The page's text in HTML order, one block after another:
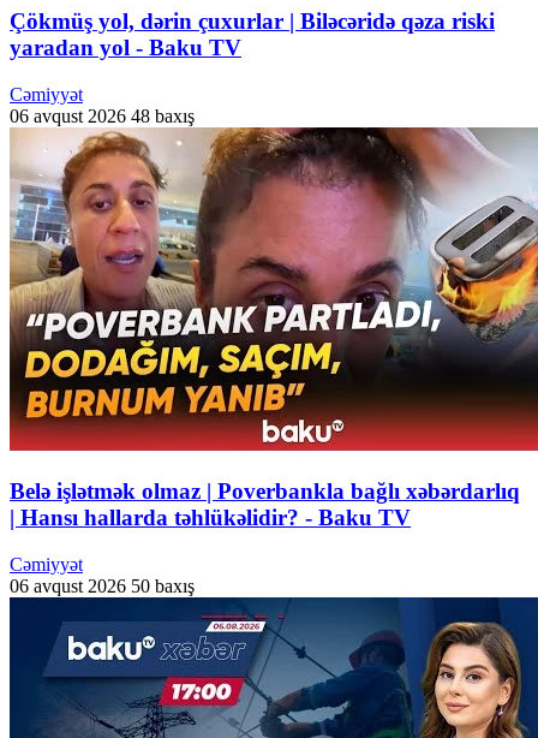
Çökmüş yol, dərin çuxurlar | Biləcəridə qəza riski
yaradan yol - Baku TV
Cəmiyyət
06 avqust 2026 48 baxış
Belə işlətmək olmaz | Poverbankla bağlı xəbərdarlıq
| Hansı hallarda təhlükəlidir? - Baku TV
Cəmiyyət
06 avqust 2026 50 baxış